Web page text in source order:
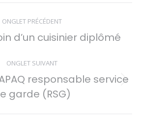
ONGLET PRÉCÉDENT
Onglet
d’un cuisinier diplômé
ONGLET SUIVANT
Onglet
suivant
responsable service
garde (RSG)